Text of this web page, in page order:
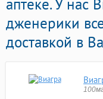
аптеке. У нас
дженерики
доставкой в